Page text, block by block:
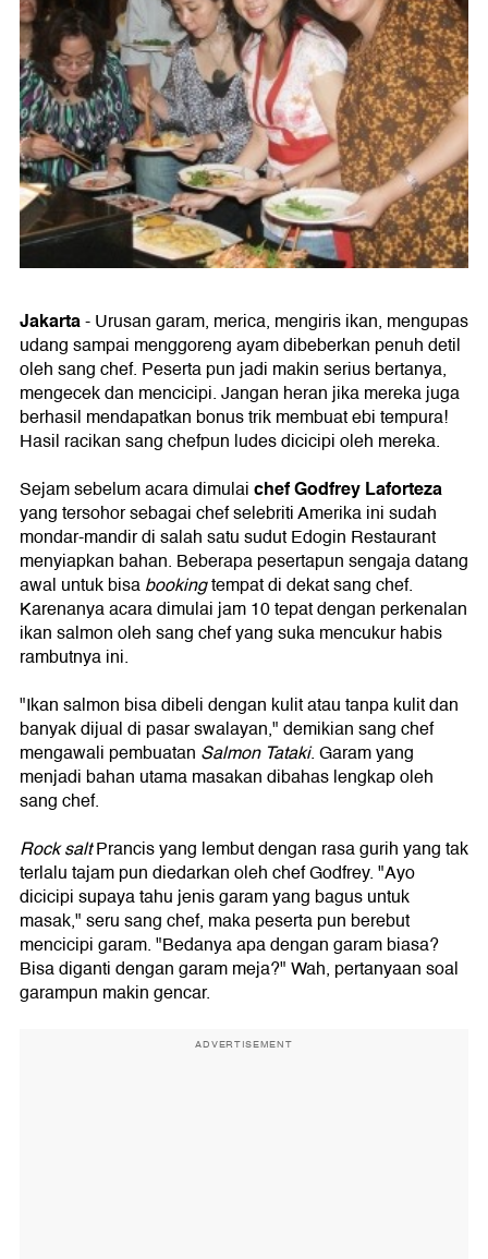
Jakarta- Urusan garam, merica, mengiris ikan, mengupas
udang sampai menggoreng ayam dibeberkan penuh detil
oleh sang chef. Peserta pun jadi makin serius bertanya,
mengecek dan mencicipi. Jangan heran jika mereka juga
berhasil mendapatkan bonus trik membuat ebi tempura!
Hasil racikan sang chefpun ludes dicicipi oleh mereka.
Sejam sebelum acara dimulaichef Godfrey Laforteza
yang tersohor sebagai chef selebriti Amerika ini sudah
mondar-mandir di salah satu sudut Edogin Restaurant
menyiapkan bahan. Beberapa pesertapun sengaja datang
awal untuk bisabookingtempat di dekat sang chef.
Karenanya acara dimulai jam 10 tepat dengan perkenalan
ikan salmon oleh sang chef yang suka mencukur habis
rambutnya ini.
"Ikan salmon bisa dibeli dengan kulit atau tanpa kulit dan
banyak dijual di pasar swalayan," demikian sang chef
mengawali pembuatan Salmon Tataki. Garam yang
menjadi bahan utama masakan dibahas lengkap oleh
sang chef.
Rock saltPrancis yang lembut dengan rasa gurih yang tak
terlalu tajam pun diedarkan oleh chef Godfrey. "Ayo
dicicipi supaya tahu jenis garam yang bagus untuk
masak," seru sang chef, maka peserta pun berebut
mencicipi garam. "Bedanya apa dengan garam biasa?
Bisa diganti dengan garam meja?" Wah, pertanyaan soal
garampun makin gencar.
ADVERTISEMENT